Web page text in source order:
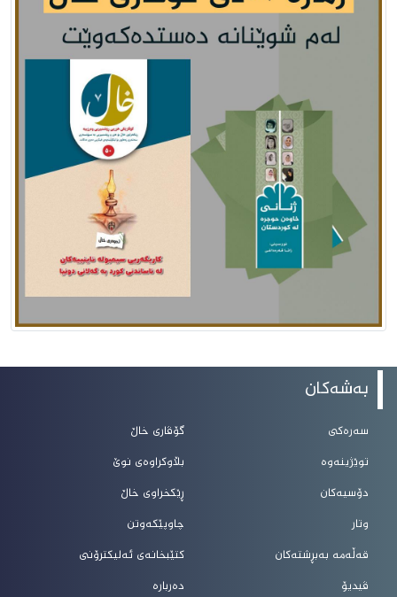
بەشەکان
سەرەکی
توێژینەوە
دۆسیەکان
وتار
گۆڤاری خاڵ
بڵاوکراوەی نوێ
ڕێکخراوی خاڵ
چاوپێکەوتن
قەڵەمە بەبڕشتەکان
ڤیدیۆ
کتێبخانەی ئەلیکترۆنی
دەربارە